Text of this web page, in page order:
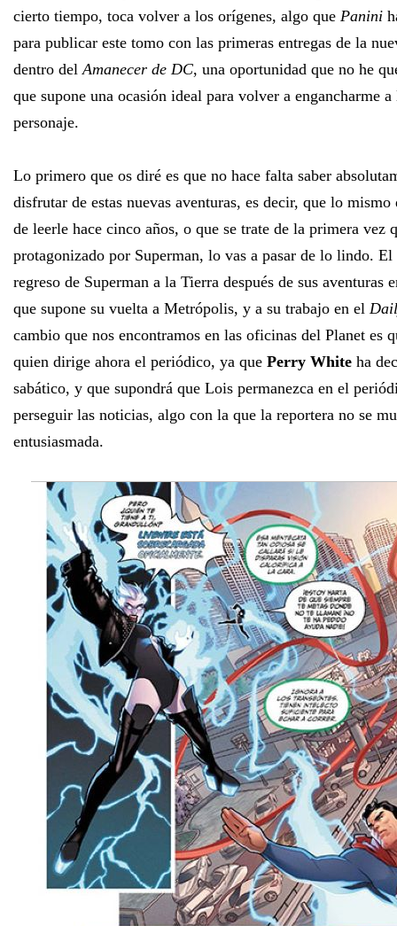
cierto tiempo, toca volver a los orígenes, algo que Panini
para publicar este tomo con las primeras entregas de la
dentro delAmanecer de DC, una oportunidad que no he
que supone una ocasión ideal para volver a engancharme
personaje.
Lo primero que os diré es que no hace falta saber
disfrutar de estas nuevas aventuras, es decir, que lo mismo
de leerle hace cinco años, o que se trate de la primera vez
protagonizado por Superman, lo vas a pasar de lo lindo.
regreso de Superman a la Tierra después de sus aventuras
que supone su vuelta a Metrópolis, y a su trabajo en el
cambio que nos encontramos en las oficinas del Planet es
quien dirige ahora el periódico, ya que Perry White ha
sabático, y que supondrá que Lois permanezca en el
perseguir las noticias, algo con la que la reportera no se
entusiasmada.